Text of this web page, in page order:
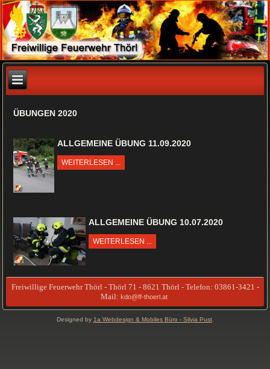
ÜBUNGEN 2020
ALLGEMEINE ÜBUNG 11.09.2020
WEITERLESEN ...
ALLGEMEINE ÜBUNG 10.07.2020
WEITERLESEN ...
Freiwillige Feuerwehr Thörl - Thörl 71 - 8621 Thörl - Telefon: 03861-3421 -
Mail: kdo@ff-thoerl.at
Designed by 1a Webdesign & Mobiles Büro - Silvia Pust.